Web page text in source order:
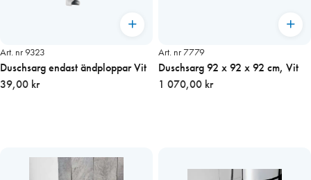
Art. nr 9323
Duschsarg endast ändploppar Vit
39,00 kr
Art. nr 7779
Duschsarg 92 x 92 x 92 cm, Vit
1 070,00 kr